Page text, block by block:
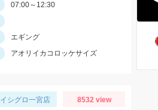
07:00～12:30
エギング
アオリイカコロッケサイズ
イシグロ一宮店 8532 view